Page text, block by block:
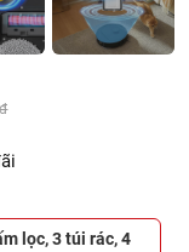
đ
lọc, 3 túi rác, 4